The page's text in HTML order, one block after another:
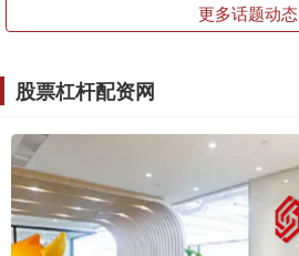
更多话题动态
股票杠杆配资网